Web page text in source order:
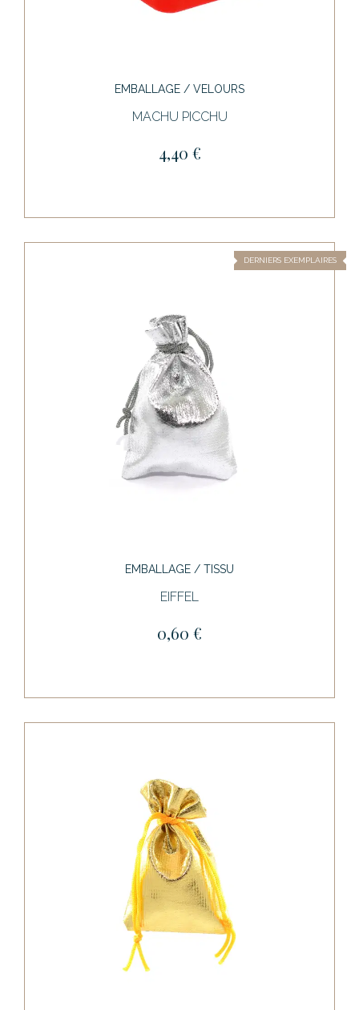
EMBALLAGE / VELOURS
MACHU PICCHU
4,40 €
DERNIERS EXEMPLAIRES
EMBALLAGE / TISSU
EIFFEL
0,60 €